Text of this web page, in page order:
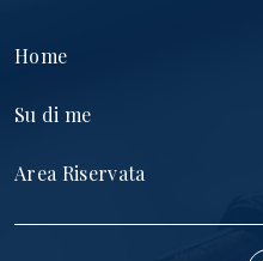
Home
Su di me
Area Riservata